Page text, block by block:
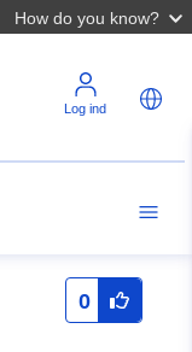
How do you know?
Log ind
0